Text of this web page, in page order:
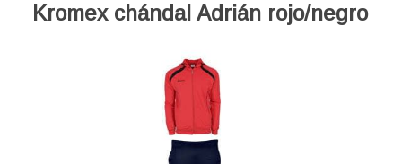
Kromex chándal Adrián rojo/negro